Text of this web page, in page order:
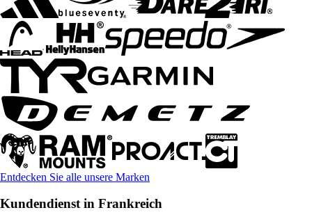
Entdecken Sie alle unsere Marken
Kundendienst in Frankreich